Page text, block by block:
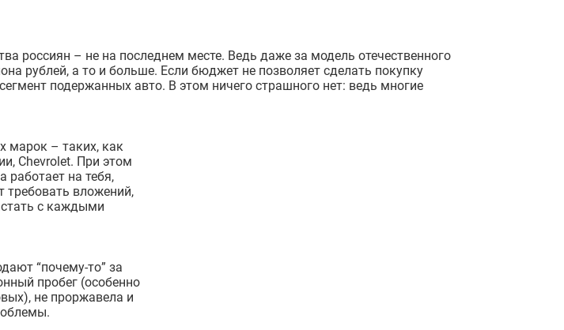
россиян – не на последнем месте. Ведь даже за модель отечественного
рублей, а то и больше. Если бюджет не позволяет сделать покупку
подержанных авто. В этом ничего страшного нет: ведь многие
марок – таких, как
Chevrolet. При этом
на тебя,
требовать вложений,
с каждыми
“почему-то” за
пробег (особенно
не проржавела и